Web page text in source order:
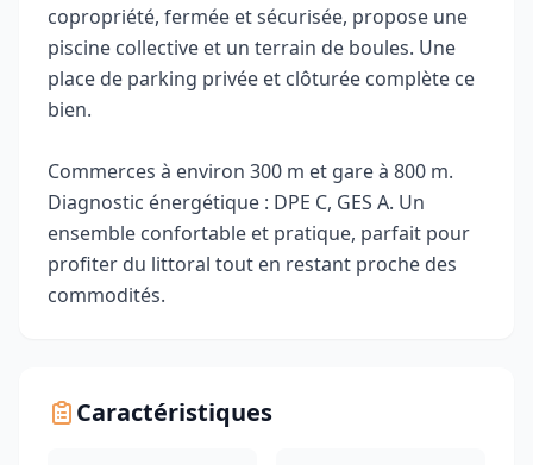
copropriété, fermée et sécurisée, propose une
piscine collective et un terrain de boules. Une
place de parking privée et clôturée complète ce
bien.
Commerces à environ 300 m et gare à 800 m.
Diagnostic énergétique : DPE C, GES A. Un
ensemble confortable et pratique, parfait pour
profiter du littoral tout en restant proche des
commodités.
Caractéristiques